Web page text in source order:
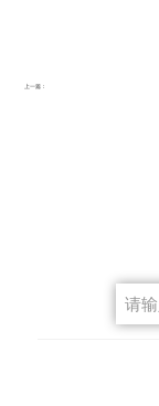
上一篇：